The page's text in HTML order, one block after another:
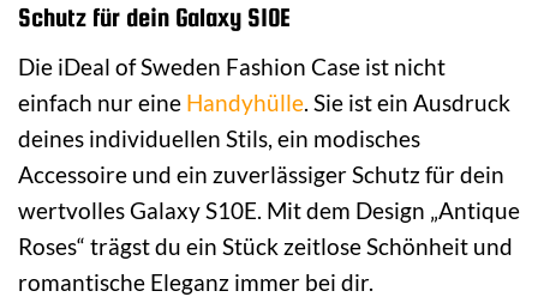
Schutz für dein Galaxy S10E
Die iDeal of Sweden Fashion Case ist nicht
einfach nur eine Handyhülle. Sie ist ein Ausdruck
deines individuellen Stils, ein modisches
Accessoire und ein zuverlässiger Schutz für dein
wertvolles Galaxy S10E. Mit dem Design „Antique
Roses“ trägst du ein Stück zeitlose Schönheit und
romantische Eleganz immer bei dir.